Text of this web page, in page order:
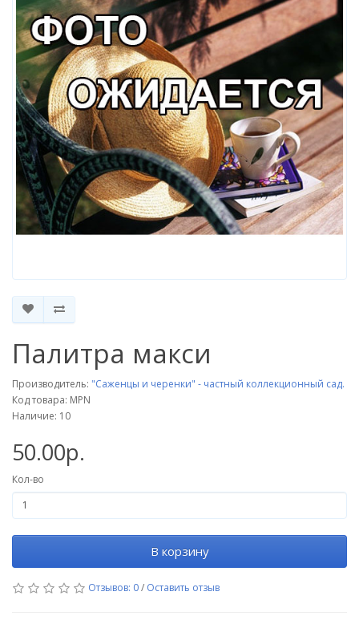
Палитра макси
Производитель: "Саженцы и черенки" - частный коллекционный сад.
Код товара: MPN
Наличие: 10
50.00р.
Кол-во
В корзину
Отзывов: 0/ Оставить отзыв